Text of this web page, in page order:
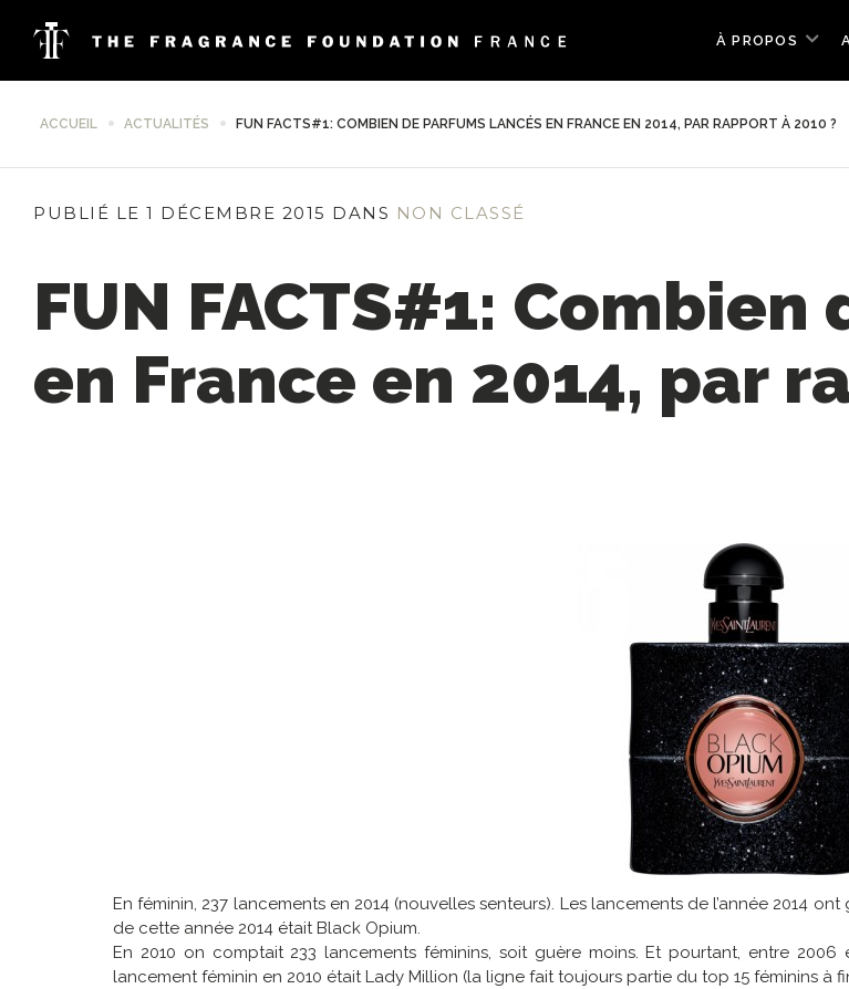
À PROPOS
ACCUEIL ACTUALITÉS FUN FACTS#1: COMBIEN DE PARFUMS LANCÉS EN FRANCE EN 2014, PAR RAPPORT À 2010 ?
PUBLIÉ LE 1 DÉCEMBRE 2015 DANS NON CLASSÉ
FUN FACTS#1:
en France en 2014, par
En féminin, 237 lancements en 2014 (nouvelles senteurs). Les lancements de l’année 2014
de cette année 2014 était Black Opium.
En 2010 on comptait 233 lancements féminins, soit guère moins. Et pourtant, entre
lancement féminin en 2010 était Lady Million (la ligne fait toujours partie du top 15 féminins à